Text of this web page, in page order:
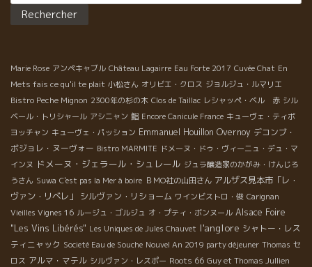
Marie Rose アンペキャブル Château Lagairre Eau Forte 2017 Cuvée Chat En
Mets fais ce qu'il te plait 小松さん オリビエ・クロス ジョルジュ・ルマリエ
Bistro Peche Mignon 2300年の杉の木 Clos de Taillac レシャッペ・ベル 赤 シル
ベール・トリシャール アシニャン 鮨 Encore Canicule France キューヴェ・ティボ
ヨッチャン キューヴェ・パッション Emmanuel Houillon Overnoy デコンブ・
ボジョレ・ヌーヴォー Bistro MARMITE ドメーヌ・ドゥ・ヴィーニュ・デュ・マ
インヌ ドメーヌ・ジェラール・シュレール ジュラ醸造家のかがみ・けんじろ
うさん Suwa C'est pas la Mer à boire ＢＭО社の山田さん アルザス見本市「レ・
ヴァン・リベレ」
シルヴァン・リショーム ワインビストロ・俊 Carignan
Vieilles Vignes 16 ルージュ・ゴルジュ オ・プティ・ボンヌール Alsace Foire
"Les Vins Libérés" Les Uniques de Jules Chauvet l'anglore シャトー・レス
ティニャック Societé Eau de Souche Nouvel An 2019 party déjeuner Thomas セ
ロス アルマ・マテル シルヴァン・レスポー Roots 66 Guy et Thomas Jullien